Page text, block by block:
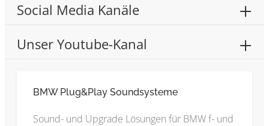
Social Media Kanäle
Unser Youtube-Kanal
BMW Plug&Play Soundsysteme
Sound- und Upgrade Lösungen für BMW f- und